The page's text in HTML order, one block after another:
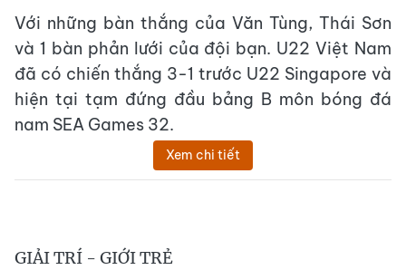
Với những bàn thắng của Văn Tùng, Thái Sơn
và 1 bàn phản lưới của đội bạn. U22 Việt Nam
đã có chiến thắng 3-1 trước U22 Singapore và
hiện tại tạm đứng đầu bảng B môn bóng đá
nam SEA Games 32.
Xem chi tiết
GIẢI TRÍ - GIỚI TRẺ